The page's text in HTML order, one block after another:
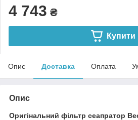
4 743 ₴
Купити
Опис Доставка Оплата
Опис
Оригінальний фільтр сеапратор